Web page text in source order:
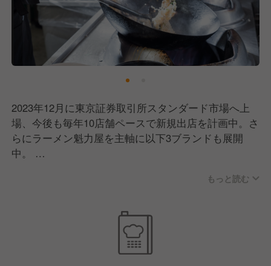
2023年12月に東京証券取引所スタンダード市場へ上
場、今後も毎年10店舗ペースで新規出店を計画中。さ
らにラーメン魁力屋を主軸に以下3ブランドも展開
中。
た。もちろん、魁力屋も例外ではありません。それで
も多くのお客さまが変わらず足を運んでくださったの
は、ずっと接客にこだわってきた成果だと思っていま
もっと読む